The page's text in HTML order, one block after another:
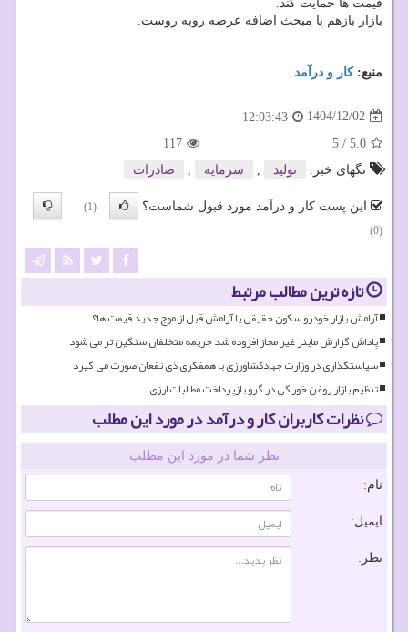
قیمت ها حمایت کند.
بازار بازهم با مبحث اضافه عرضه روبه روست.
منبع:كار و درآمد
1404/12/02
12:03:43
5.0
/
5
117
تگهای خبر:
تولید , سرمایه , صادرات
این پست کار و درآمد مورد قبول شماست؟
(1)
(0)
تازه ترین مطالب مرتبط
آرامش بازار خودرو سکون حقیقی یا آرامش قبل از موج جدید قیمت ها؟
پاداش گزارش ماینر غیر مجاز افزوده شد جریمه متخلفان سنگین تر می شود
سیاستگذاری در وزارت جهادکشاورزی با همفکری ذی نفعان صورت می گیرد
تنظیم بازار روغن خوراکی در گرو بازپرداخت مطالبات ارزی
نظرات کاربران کار و درآمد در مورد این مطلب
نظر شما در مورد این مطلب
نام:
ایمیل:
نظر: